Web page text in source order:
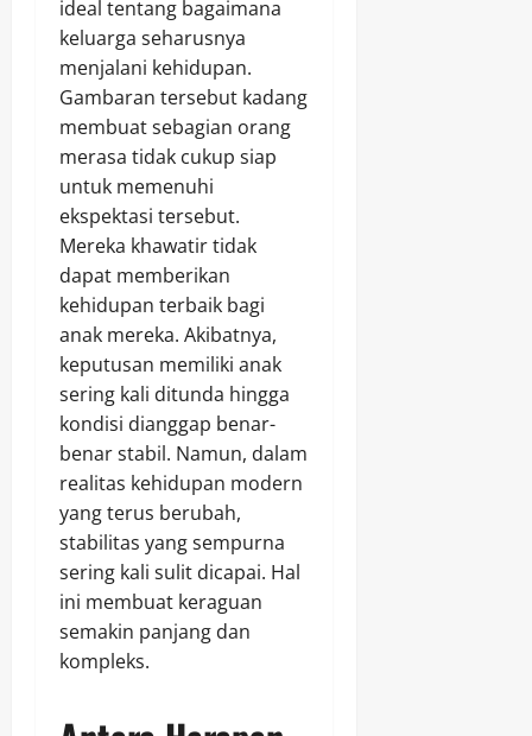
ideal tentang bagaimana
keluarga seharusnya
menjalani kehidupan.
Gambaran tersebut kadang
membuat sebagian orang
merasa tidak cukup siap
untuk memenuhi
ekspektasi tersebut.
Mereka khawatir tidak
dapat memberikan
kehidupan terbaik bagi
anak mereka. Akibatnya,
keputusan memiliki anak
sering kali ditunda hingga
kondisi dianggap benar-
benar stabil. Namun, dalam
realitas kehidupan modern
yang terus berubah,
stabilitas yang sempurna
sering kali sulit dicapai. Hal
ini membuat keraguan
semakin panjang dan
kompleks.